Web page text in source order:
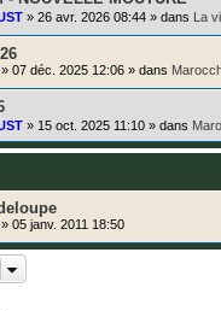
» 26 avr. 2026 08:44 » dans La
» 07 déc. 2025 12:06 » dans
» 15 oct. 2025 11:10 » dans
» 05 janv. 2011 18:50